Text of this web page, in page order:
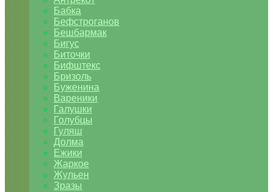
Бабка
Бефстроганов
Бешбармак
Бигус
Биточки
Бифштекс
Бризоль
Буженина
Вареники
Галушки
Голубцы
Гуляш
Долма
Ежики
Жаркое
Жульен
Зразы